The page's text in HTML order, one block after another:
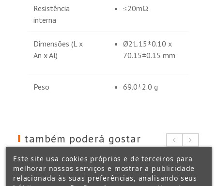
Resistência
interna
≤20mΩ
Dimensões (L x
An x Al)
Ø21.15±0.10 x
70.15±0.15 mm
Peso 69.0±2.0 g
também poderá gostar
Este site usa cookies próprios e de terceiros para
melhorar nossos serviços e mostrar a publicidade
relacionada às suas preferências, analisando seus